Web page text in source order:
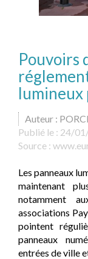
Pouvoirs
lumineux
Auteur :
Publié le : 24/
Source :
Les panneaux
maintenant
notamment
associations
pointent
panneaux
entrées de ville